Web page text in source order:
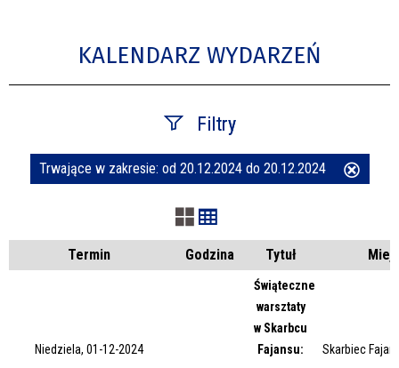
KALENDARZ WYDARZEŃ
Filtry
Szukana fraza
Kategoria
Trwające w zakresie: od 20.12.2024 do 20.12.2024
Termin Godzina Tytuł
Niedziela, 01-12-2024
Świąteczne
warsztaty
w Skarbcu
Fajansu:
Skarbiec